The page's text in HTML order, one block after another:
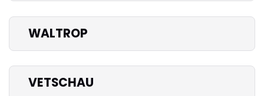
WALTROP
VETSCHAU